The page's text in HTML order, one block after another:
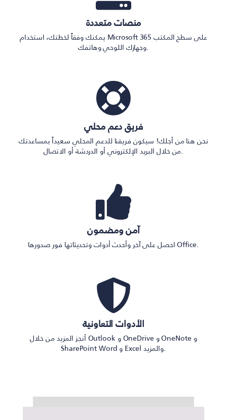
منصات متعددة
يمكنك وفقاً لخطتك، استخدام Microsoft 365 على سطح المكتب
وجهازك اللوحي وهاتفك.
فريق دعم محلي
نحن هنا من أجلك! سيكون فريقنا للدعم المحلي سعيداً بمساعدتك
من خلال البريد الإلكتروني أو الدردشة أو الاتصال.
آمن ومضمون
احصل على آخر وأحدث أدوات وتحديثاتها فور صدورها Office.
الأدوات التعاونية
أنجز المزيد من خلال Outlook و OneDrive و OneNote و
SharePoint Word و Excel والمزيد.